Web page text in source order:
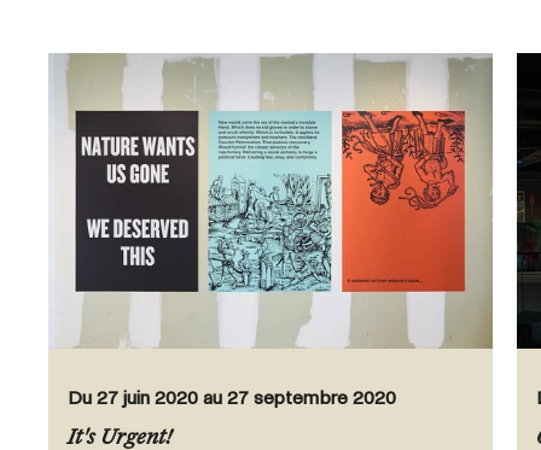
It's Urgent!
Du 27 juin 2020 au 27 septembre 2020